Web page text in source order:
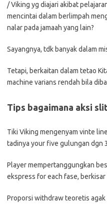
/ Viking yg diajari akibat
mencintai dalam berlimpah
nalar pada jamaah yang lain?
Sayangnya, tdk banyak dalam
Tetapi, berkaitan dalam tetao
machine varians rendah bila
Tips bagaimana aksi
Tiki Viking mengenyam vinte
tadinya your five gulungan dgn
Player mempertanggungkan
ekspress for each fase,
Proporsi withdraw teoretis